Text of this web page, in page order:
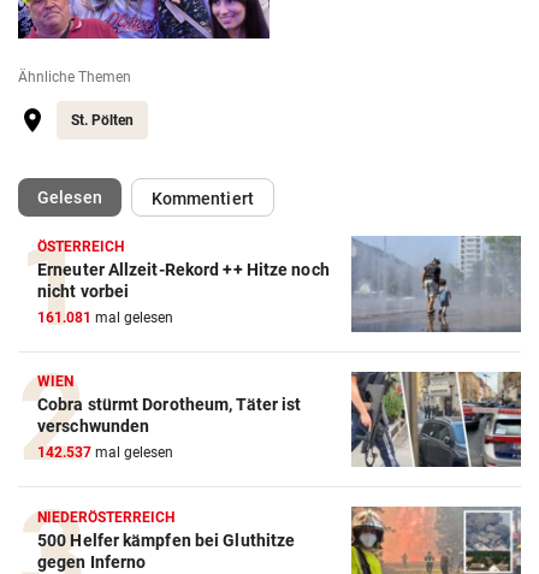
Ähnliche Themen
St. Pölten
Gelesen(ausgewählt)Kommentiert
ÖSTERREICH
Erneuter Allzeit-Rekord ++ Hitze noch
nicht vorbei
161.081 mal gelesen
WIEN
Cobra stürmt Dorotheum, Täter ist
verschwunden
142.537 mal gelesen
NIEDERÖSTERREICH
500 Helfer kämpfen bei Gluthitze
gegen Inferno